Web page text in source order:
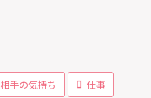
相手の気持ち 仕事